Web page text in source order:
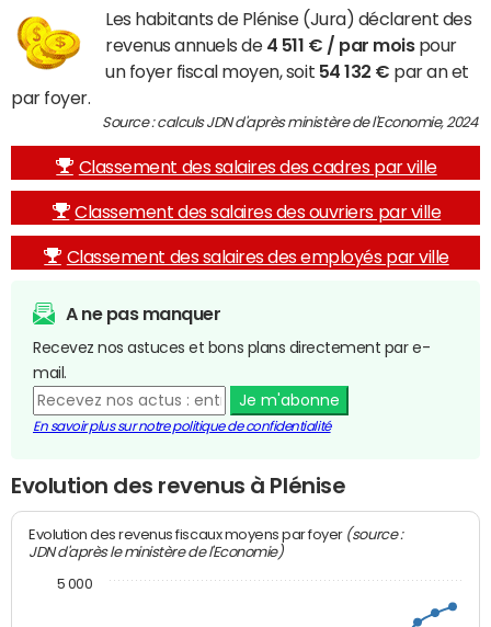
Les habitants de Plénise (Jura) déclarent des
revenus annuels de 4 511 € / par moispour
un foyer fiscal moyen, soit 54 132 € par an et
par foyer.
Source : calculs JDN d'après ministère de l'Economie, 2024
Classement des salaires des cadres par ville
Classement des salaires des ouvriers par ville
Classement des salaires des employés par ville
A ne pas manquer
Recevez nos astuces et bons plans directement par e-
mail.
Je m'abonne
En savoir plus sur notre politique de confidentialité
Evolution des revenus à Plénise
Evolution des revenus fiscaux moyens par foyer (source :
JDN d'après le ministère de l'Economie)
5 000